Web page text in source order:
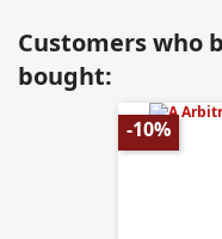
Customers who
bought:
-10%